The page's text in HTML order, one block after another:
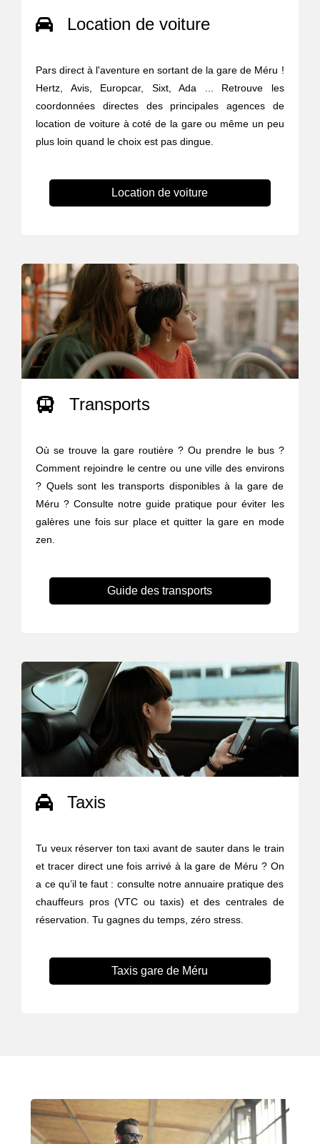
Location de voiture
Pars direct à l'aventure en sortant de la gare de Méru !
Hertz, Avis, Europcar, Sixt, Ada ... Retrouve les
coordonnées directes des principales agences de
location de voiture à coté de la gare ou même un peu
plus loin quand le choix est pas dingue.
Location de voiture
Transports
Où se trouve la gare routière ? Ou prendre le bus ?
Comment rejoindre le centre ou une ville des environs
? Quels sont les transports disponibles à la gare de
Méru ? Consulte notre guide pratique pour éviter les
galères une fois sur place et quitter la gare en mode
zen.
Guide des transports
Taxis
Tu veux réserver ton taxi avant de sauter dans le train
et tracer direct une fois arrivé à la gare de Méru ? On
a ce qu’il te faut : consulte notre annuaire pratique des
chauffeurs pros (VTC ou taxis) et des centrales de
réservation. Tu gagnes du temps, zéro stress.
Taxis gare de Méru